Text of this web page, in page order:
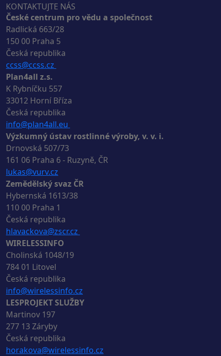
KONTAKTUJTE NÁS
České centrum pro vědu a společnost
Radlická 663/28
150 00 Praha 5
Česká republika
ccss@ccss.cz
Plan4all z.s.
K Rybníčku 557
33012 Horní Bříza
Česká republika
info@plan4all.eu
Výzkumný ústav rostlinné výroby, v. v. i.
Drnovská 507/73
161 06 Praha 6 - Ruzyně, ČR
lukas@vurv.cz
Zemědělský svaz ČR
Hybernská 1613/38
110 00 Praha 1
Česká republika
hlavackova@zscr.cz
WIRELESSINFO
Cholinská 1048/19
784 01 Litovel
Česká republika
info@wirelessinfo.cz
LESPROJEKT SLUŽBY
Martinov 197
277 13 Záryby
Česká republika
horakova@wirelessinfo.cz